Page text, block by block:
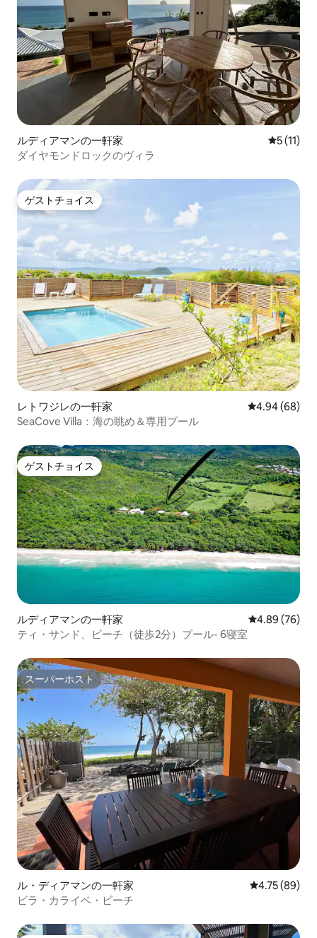
ルディアマンの一軒家 レビュー
5 (11)
ダイヤモンドロックのヴィラ
ゲストチョイス
ゲストチョイス
レトワジレの一軒家 レビュー68件
4.94 (68)
SeaCove Villa：海の眺め＆専用プール
ゲストチョイス
ゲストチョイス
ルディアマンの一軒家 レビュー76
4.89 (76)
ティ・サンド、ビーチ（徒歩2分）プール- 6寝室
スーパーホスト
スーパーホスト
ル・ディアマンの一軒家 レビュー89
4.75 (89)
ビラ・カライベ・ビーチ